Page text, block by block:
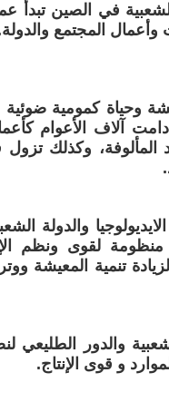
الشعبية في الصين
وأعمال المجتمع
وحياة كمومية ضوئية
آلاف الأعوام
وكذلك تزول
والدولة
لقوى ونظم
تنمية المعيشة
والدور الطليعي
و قوى الإنتاج.